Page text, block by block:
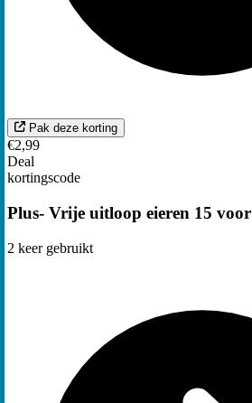
Pak deze korting
€2,99
Deal
kortingscode
Plus- Vrije uitloop eieren 15 voor
2 keer gebruikt